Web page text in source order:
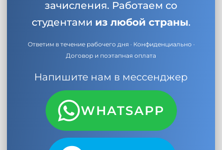
зачисления. Работаем со
студентами из любой страны.
Ответим в течение рабочего дня · Конфиденциально ·
Договор и поэтапная оплата
Напишите нам в мессенджер
WHATSAPP